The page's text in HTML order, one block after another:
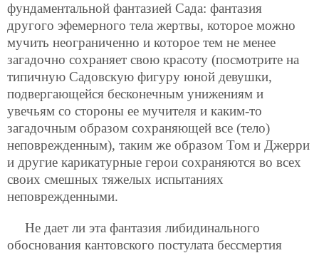
фундаментальной фантазией Сада: фантазия
другого эфемерного тела жертвы, которое можно
мучить неограниченно и которое тем не менее
загадочно сохраняет свою красоту (посмотрите на
типичную Садовскую фигуру юной девушки,
подвергающейся бесконечным унижениям и
увечьям со стороны ее мучителя и каким-то
загадочным образом сохраняющей все (тело)
неповрежденным), таким же образом Том и Джерри
и другие карикатурные герои сохраняются во всех
своих смешных тяжелых испытаниях
неповрежденными.
Не дает ли эта фантазия либидинального
обоснования кантовского постулата бессмертия